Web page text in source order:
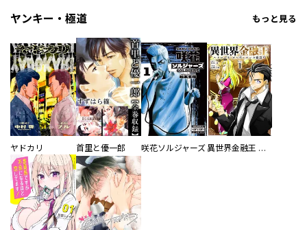
ヤンキー・極道 もっと見る
ヤドカリ 首里と優一郎 咲花ソルジャーズ 異世界金融王 ～クローネ・ゴルディオンの覇道～